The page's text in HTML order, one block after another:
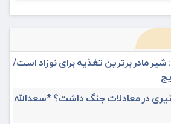
مادر برترین تغذیه برای نوزاد است/
۲ چه تاثیری در معادلات جنگ داشت؟ *سعدالله